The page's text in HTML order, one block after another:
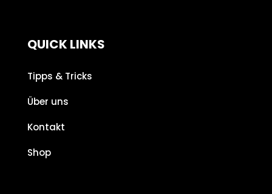
QUICK LINKS
Tipps & Tricks
Über uns
Kontakt
Shop